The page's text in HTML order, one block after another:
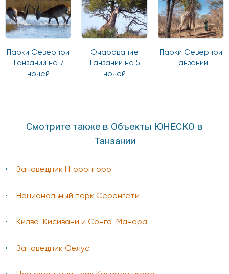
Парки Северной
Танзании на 7
ночей
Очарование
Танзании на 5
ночей
Парки Северной
Танзании
Смотрите также в Объекты ЮНЕСКО в
Танзании
Заповедник Нгоронгоро
Национальный парк Серенгети
Килва-Кисивани и Сонга-Манара
Заповедник Селус